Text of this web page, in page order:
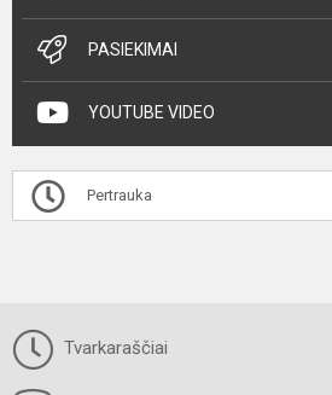
PASIEKIMAI
YOUTUBE VIDEO
Pertrauka
Tvarkaraščiai